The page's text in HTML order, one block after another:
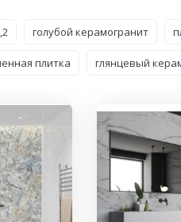
голубой керамогранит
плитка глянцевый